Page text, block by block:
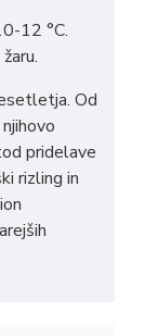
12 °C.
Od
pridelave
rizling in